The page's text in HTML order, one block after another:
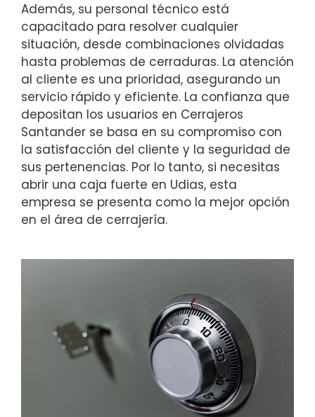
Además, su personal técnico está
capacitado para resolver cualquier
situación, desde combinaciones olvidadas
hasta problemas de cerraduras. La atención
al cliente es una prioridad, asegurando un
servicio rápido y eficiente. La confianza que
depositan los usuarios en Cerrajeros
Santander se basa en su compromiso con
la satisfacción del cliente y la seguridad de
sus pertenencias. Por lo tanto, si necesitas
abrir una caja fuerte en Udias, esta
empresa se presenta como la mejor opción
en el área de cerrajería.